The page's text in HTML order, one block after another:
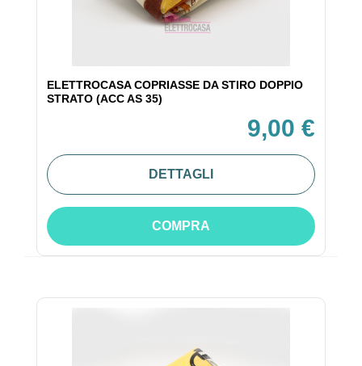
ELETTROCASA COPRIASSE DA STIRO DOPPIO
STRATO (ACC AS 35)
9,00 €
DETTAGLI
COMPRA